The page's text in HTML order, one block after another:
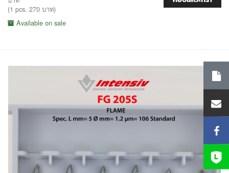
(1 pcs. 270 บาท)
Available on sale